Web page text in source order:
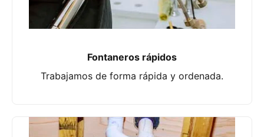
Fontaneros rápidos
Trabajamos de forma rápida y ordenada.